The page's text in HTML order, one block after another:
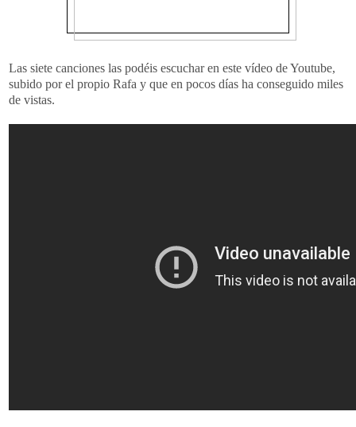
Las siete canciones las podéis escuchar en este vídeo de Youtube,
subido por el propio Rafa y que en pocos días ha conseguido miles
de vistas.